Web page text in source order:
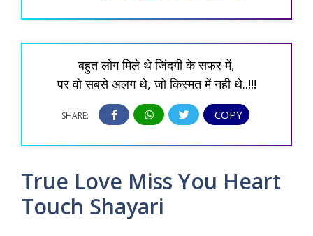
बहुत लोग मिले थे जिंदगी के सफर में,
पर वो सबसे अलग थे, जो किस्मत में नही थे..!!!
SHARE: COPY
True Love Miss You Heart
Touch Shayari